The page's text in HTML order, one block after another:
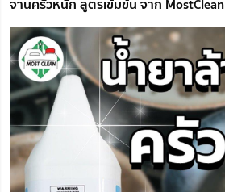
จานครัวหนัก สูตรเข้มข้น จาก MostClean